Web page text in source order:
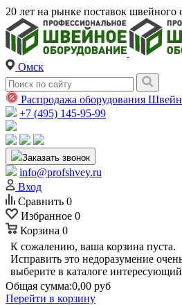
20 лет на рынке поставок
Омск
Распродажа оборудования
+7 (495) 145-95-99
Заказать звонок
info@profshvey.ru
Вход
Сравнить 0
Избранное 0
Корзина 0
К сожалению, ваша корзина пуста.
Исправить это недоразумение
выберите в каталоге
Общая сумма:0,00 руб
Перейти в корзину